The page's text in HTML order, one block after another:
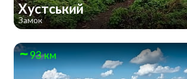
Хустський
Замок
93 км